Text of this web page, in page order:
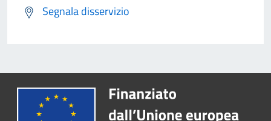
Segnala disservizio